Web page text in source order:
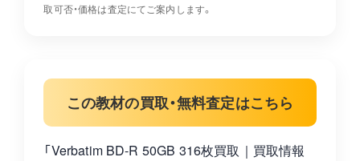
取可否・価格は査定にてご案内します。
この教材の買取・無料査定はこちら
「Verbatim BD-R 50GB 316枚買取｜買取情報